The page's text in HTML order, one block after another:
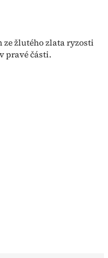
ze žlutého zlata ryzosti
pravé části.